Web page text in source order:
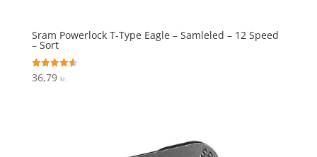
Sram Powerlock T-Type Eagle – Samleled – 12 Speed
– Sort
Vurderet
4.6
36,79 kr.